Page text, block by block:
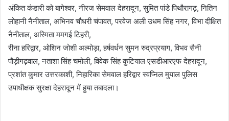
अंकित कंडारी को बागेश्वर, नीरज सेमवाल देहरादून, सुमित पांडे पिथौरागढ़, नितिन
लोहानी नैनीताल, अभिनव चौधरी चंपावत, परवेज अली उधम सिंह नगर, विभा दीक्षित
नैनीताल, अस्मिता ममगई टिहरी,
रीना हरिद्वार, ओशिन जोशी अल्मोड़ा, हर्षवर्धन सुमन रुद्रप्रयाग, विभव सैनी
पौड़ीगढ़वाल, नताशा सिंह चमोली, विवेक सिंह कुटियाल एसडीआरएफ देहरादून,
प्रशांत कुमार उत्तरकाशी, निहारिका सेमवाल हरिद्वार स्वप्निल मुयाल पुलिस
उपाधीक्षक सुरक्षा देहरादून में हुया तबादला।